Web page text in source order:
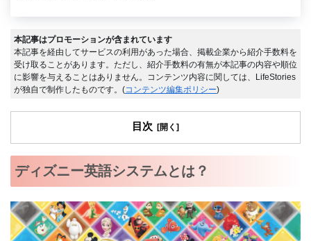
本記事はプロモーションが含まれています
本記事を経由してサービスの利用があった場合、掲載企業から紹介手数料を
受け取ることがあります。ただし、紹介手数料の有無が本記事の内容や順位
に影響を与えることはありません。コンテンツ内容に関しては、LifeStories
が独自で制作したものです。(コンテンツ編集ポリシー)
目次
ディズニー英語システムとは？